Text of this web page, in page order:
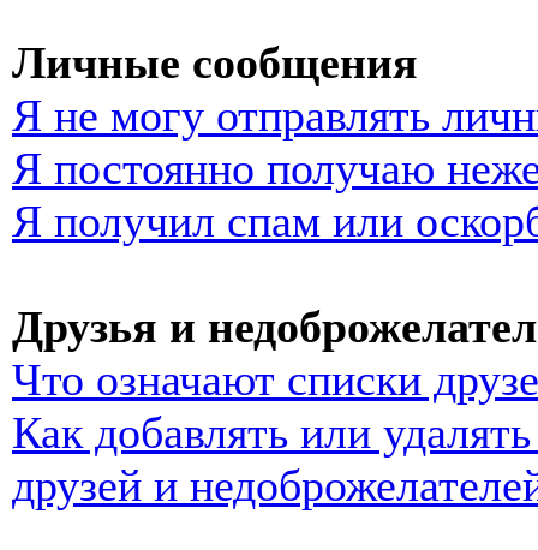
Личные сообщения
Я не могу отправлять
Я постоянно получаю
Я получил спам или
Друзья и
Что означают списки
Как добавлять или
друзей и